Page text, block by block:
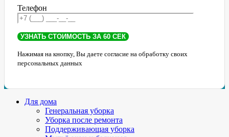
Телефон
Нажимая на кнопку, Вы даете согласие на обработку своих
персональных данных
Для дома
Генеральная уборка
Уборка после ремонта
Поддерживающая уборка